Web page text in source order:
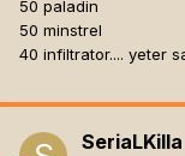
50 paladin
50 minstrel
40 infiltrator.... yeter
SeriaLKilla